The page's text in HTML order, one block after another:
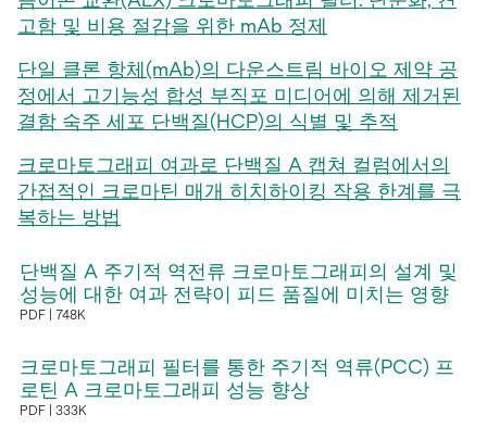
고함 및 비용 절감을 위한 mAb 정제
에
서
열
림
단일 클론 항체(mAb)의 다운스트림 바이오 제약 공
정에서 고기능성 합성 부직포 미디어에 의해 제거된
결함 숙주 세포 단백질(HCP)의 식별 및 추적
에
서
크로마토그래피 여과로 단백질 A 캡쳐 컬럼에서의
간접적인 크로마틴 매개 히치하이킹 작용 한계를 극
복하는 방법
에
서
열
단백질 A 주기적 역전류 크로마토그래피의 설계 및
성능에 대한 여과 전략이 피드 품질에 미치는 영향
PDF 748K
탭
에
서
크로마토그래피 필터를 통한 주기적 역류(PCC) 프
로틴 A 크로마토그래피 성능 향상
PDF 333K